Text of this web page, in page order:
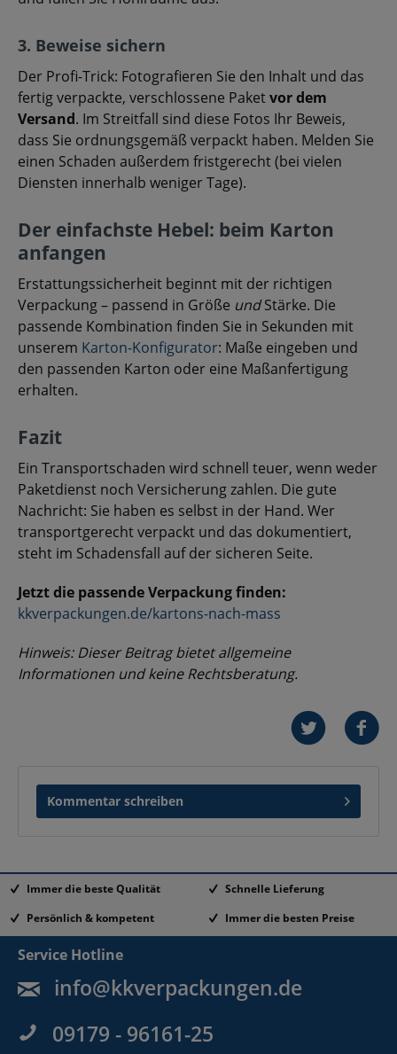
3. Beweise sichern
Der Profi-Trick: Fotografieren Sie den Inhalt und das
fertig verpackte, verschlossene Paketvor dem
Versand. Im Streitfall sind diese Fotos Ihr Beweis,
dass Sie ordnungsgemäß verpackt haben. Melden Sie
einen Schaden außerdem fristgerecht (bei vielen
Diensten innerhalb weniger Tage).
Der einfachste Hebel: beim Karton
anfangen
Erstattungssicherheit beginnt mit der richtigen
Verpackung – passend in Größe undStärke. Die
passende Kombination finden Sie in Sekunden mit
unserem Karton-Konfigurator: Maße eingeben und
den passenden Karton oder eine Maßanfertigung
erhalten.
Fazit
Ein Transportschaden wird schnell teuer, wenn weder
Paketdienst noch Versicherung zahlen. Die gute
Nachricht: Sie haben es selbst in der Hand. Wer
transportgerecht verpackt und das dokumentiert,
steht im Schadensfall auf der sicheren Seite.
Jetzt die passende Verpackung finden:
kkverpackungen.de/kartons-nach-mass
Hinweis: Dieser Beitrag bietet allgemeine
Informationen und keine Rechtsberatung.
Kommentar schreiben
Immer die beste Qualität
Schnelle Lieferung
Persönlich & kompetent
Immer die besten Preise
Service Hotline
info@kkverpackungen.de
09179 - 96161-25